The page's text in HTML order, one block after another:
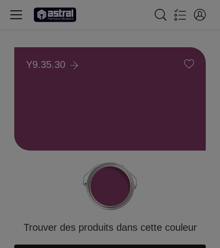
Y9.35.30
Trouver des produits dans cette couleur